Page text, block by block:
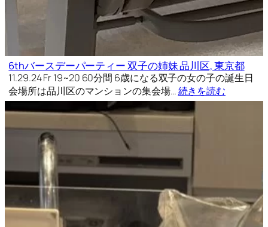
6thバースデーパーティー 双子の姉妹 品川区, 東京都
11.29.24 Fr 19~20 60分間 6歳になる双子の女の子の誕生日
会場所は品川区のマンションの集会場…続きを読む